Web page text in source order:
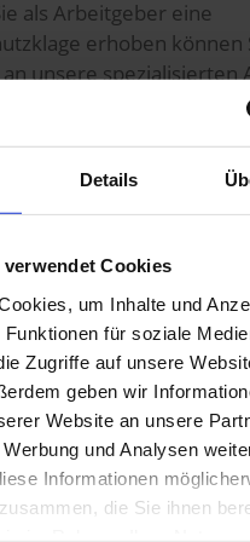
Details
verwendet Cookies
um Inhalte und
für soziale
Zugriffe auf unsere
geben wir
Website an unsere
und Analysen
Informationen
die Sie ihnen
als Arbeitgeber eine
erhoben können
unsere spezialisierten
erfahrenen
kompetent
Ihr Anwalt aus der
arbeitsrechtlichen
einen
Teilzeitarbeit,
Arbeitsbedingungen,
Arbeitsverhältnisses
betreffen. Ihr
zuverlässig Ihre
in dem gesamten
Die Rechtsanwälte